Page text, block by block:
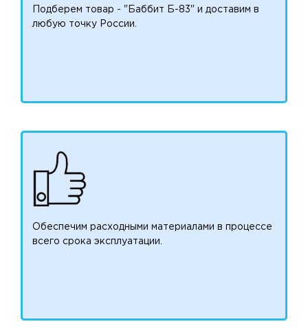
Подберем товар - "Баббит Б-83" и доставим в
любую точку России.
Обеспечим расходными материалами в процессе
всего срока эксплуатации.